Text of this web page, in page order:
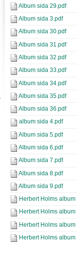
Album sida 29.pdf
Album sida 3.pdf
Album sida 30.pdf
Album sida 31.pdf
Album sida 32.pdf
Album sida 33.pdf
Album sida 34.pdf
Album sida 35.pdf
Album sida 36.pdf
album sida 4.pdf
Album sida 5.pdf
Album sida 6.pdf
Album sida 7.pdf
Album sida 8.pdf
Album sida 9.pdf
Herbert Holms
Herbert Holms
Herbert Holms album
Herbert Holms